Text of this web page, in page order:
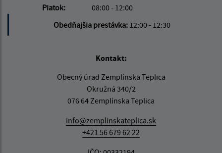
Piatok:
08:00 - 12:00
Obedňajšia prestávka: 12:00 - 12:30
Kontakt:
Obecný úrad Zemplínska Teplica
Okružná 340/2
076 64 Zemplínska Teplica
info@zemplinskateplica.sk
+421 56 679 62 22